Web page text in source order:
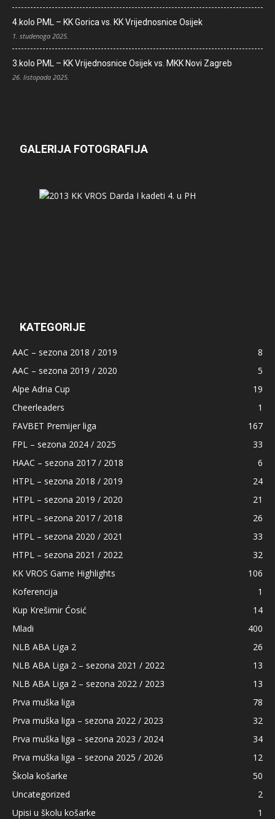
4.kolo PML – KK Gorica vs. KK Vrijednosnice Osijek
1. studenoga 2025.
3.kolo PML – KK Vrijednosnice Osijek vs. MKK Novi Zagreb
26. listopada 2025.
GALERIJA FOTOGRAFIJA
KATEGORIJE
AAC – sezona 2018 / 2019
8
AAC – sezona 2019 / 2020
5
Alpe Adria Cup
19
Cheerleaders
1
FAVBET Premijer liga
167
FPL – sezona 2024 / 2025
33
HAAC – sezona 2017 / 2018
6
HTPL – sezona 2018 / 2019
24
HTPL – sezona 2019 / 2020
21
HTPL – sezona 2017 / 2018
26
HTPL – sezona 2020 / 2021
33
HTPL – sezona 2021 / 2022
32
KK VROS Game Highlights
106
Koferencija
1
Kup Krešimir Ćosić
14
Mladi
400
NLB ABA Liga 2
26
NLB ABA Liga 2 – sezona 2021 / 2022
13
NLB ABA Liga 2 – sezona 2022 / 2023
13
Prva muška liga
78
Prva muška liga – sezona 2022 / 2023
32
Prva muška liga – sezona 2023 / 2024
34
Prva muška liga – sezona 2025 / 2026
12
Škola košarke
50
Uncategorized
2
Upisi u školu košarke
1